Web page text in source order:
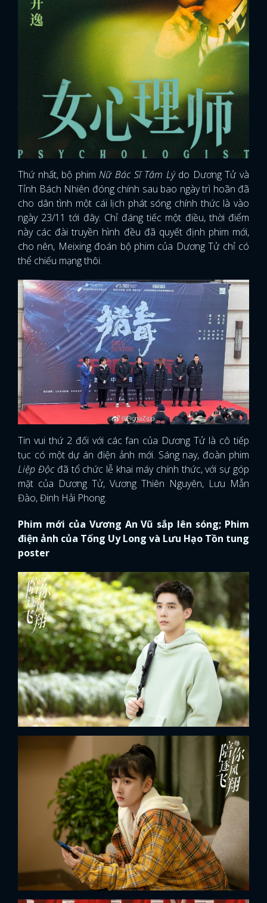
x
ĐĂNG NHẬP
Thứ nhất, bộ phim Nữ Bác Sĩ Tâm Lýdo Dương Tử và
Tỉnh Bách Nhiên đóng chính sau bao ngày trì hoãn đã
cho dân tình một cái lịch phát sóng chính thức là vào
ngày 23/11 tới đây. Chỉ đáng tiếc một điều, thời điểm
này các đài truyền hình đều đã quyết định phim mới,
cho nên, Meixing đoán bộ phim của Dương Tử chỉ có
thể chiếu mạng thôi.
Tin vui thứ 2 đối với các fan của Dương Tử là cô tiếp
tục có một dự án điện ảnh mới. Sáng nay, đoàn phim
Liệp Độcđã tổ chức lễ khai máy chính thức, với sự góp
mặt của Dương Tử, Vương Thiên Nguyên, Lưu Mẫn
Đào, Đinh Hải Phong.
Phim mới của Vương An Vũ sắp lên sóng; Phim
điện ảnh của Tống Uy Long và Lưu Hạo Tồn tung
poster